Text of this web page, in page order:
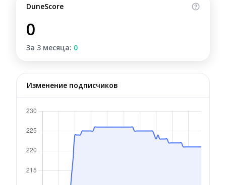
DuneScore
0
За 3 месяца: 0
Изменение подписчиков